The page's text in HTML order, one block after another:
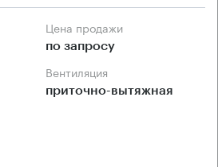
Цена продажи
по запросу
Вентиляция
приточно-вытяжная